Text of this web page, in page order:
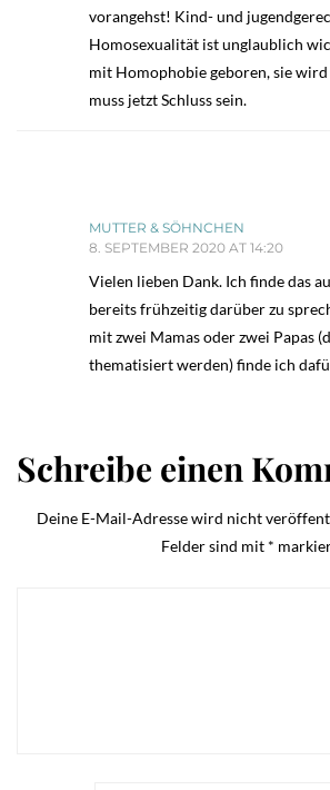
vorangehst! Kind- und
Homosexualität ist unglaublich
mit Homophobie geboren, sie
muss jetzt Schluss sein.
MUTTER & SÖHNCHEN
8. SEPTEMBER 2020 AT 14:20
Vielen lieben Dank. Ich finde das
bereits frühzeitig darüber zu
mit zwei Mamas oder zwei Papas
thematisiert werden) finde ich
Schreibe einen
Deine E-Mail-Adresse wird nicht
Felder sind mit *